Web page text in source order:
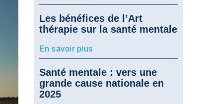
Les bénéfices de l’Art
thérapie sur la santé mentale
En savoir plus
Santé mentale : vers une
grande cause nationale en
2025